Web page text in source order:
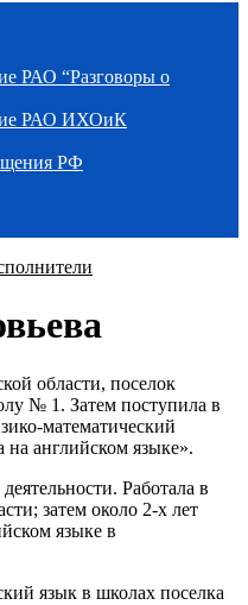
РАО “Разговоры о
РАО ИХОиК
РФ
области, поселок
№ 1. Затем поступила в
математический
на английском языке».
Работала в
затем около 2-х лет
языке в
язык в школах поселка